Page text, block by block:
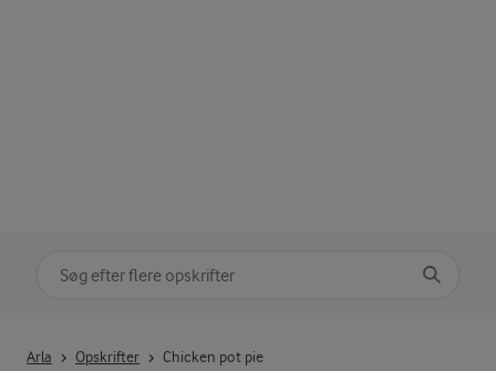
Arla Opskrifter Chicken pot pie
Søg på kategori